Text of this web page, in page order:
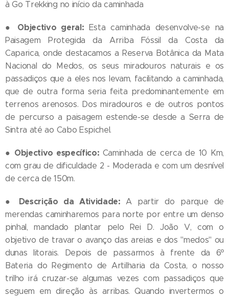
à Go Trekking no início da caminhada
● Objectivo geral: Esta caminhada desenvolve-se na
Paisagem Protegida da Arriba Fóssil da Costa da
Caparica, onde destacamos a Reserva Botânica da Mata
Nacional do Medos, os seus miradouros naturais e os
passadiços que a eles nos levam, facilitando a caminhada,
que de outra forma seria feita predominantemente em
terrenos arenosos. Dos miradouros e de outros pontos
de percurso a paisagem estende-se desde a Serra de
Sintra até ao Cabo Espichel.
● Objectivo específico: Caminhada de cerca de 10 Km,
com grau de dificuldade 2 - Moderada e com um desnível
de cerca de 150m.
● Descrição da Atividade:A partir do parque de
merendas caminharemos para norte por entre um denso
pinhal, mandado plantar pelo Rei D. João V, com o
objetivo de travar o avanço das areias e dos "medos" ou
dunas litorais. Depois de passarmos à frente da 6º
Bateria do Regimento de Artilharia da Costa, o nosso
trilho irá cruzar-se algumas vezes com passadiços que
seguem em direção às arribas. Quando invertermos o